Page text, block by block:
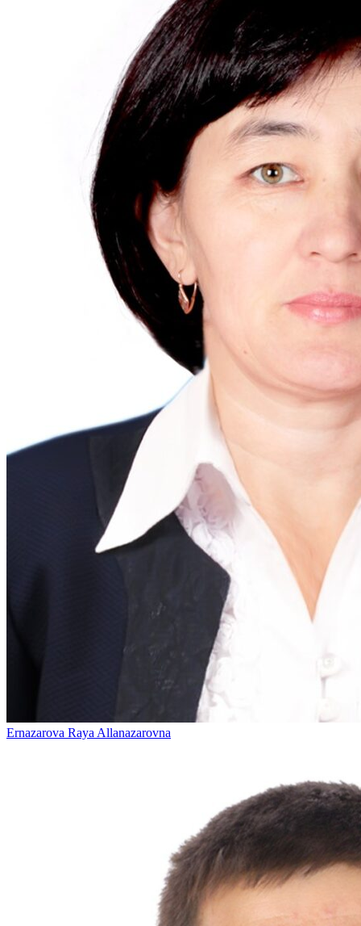
Ernazarova Raya Allanazarovna